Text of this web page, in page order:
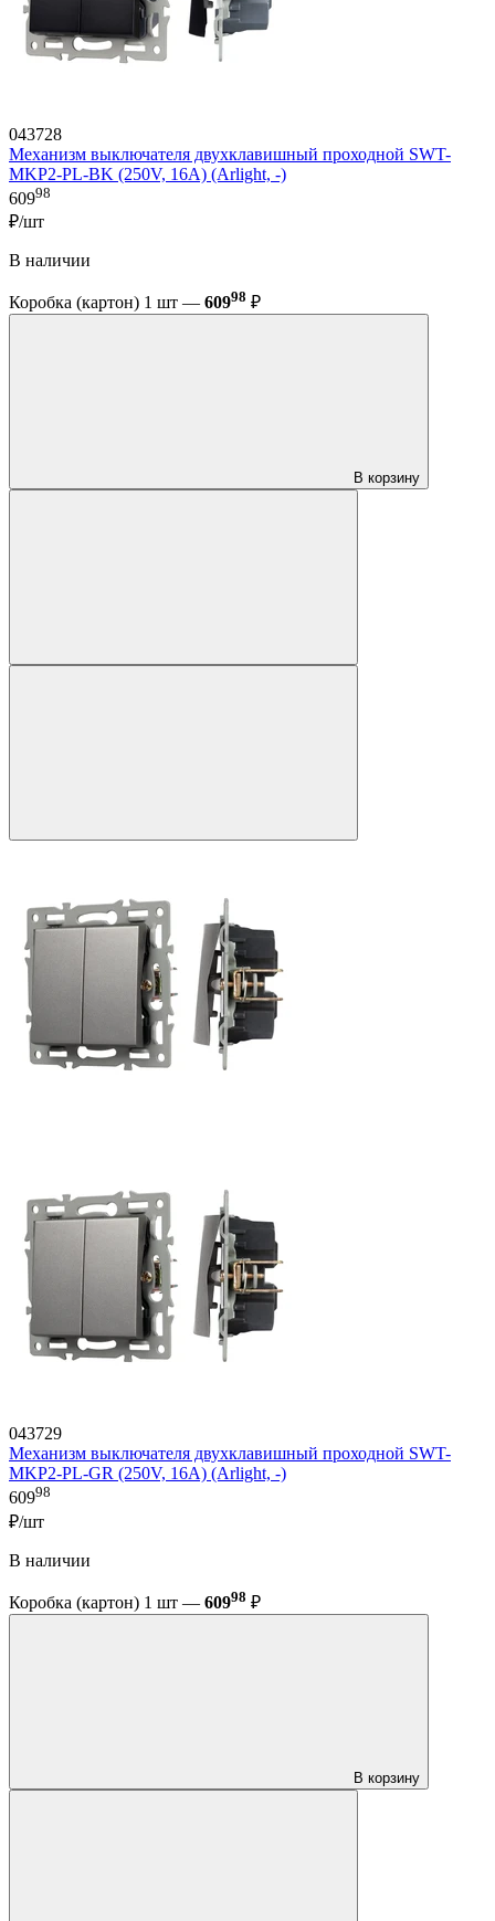
043728
Механизм выключателя двухклавишный проходной SWT-
MKP2-PL-BK (250V, 16A) (Arlight, -)
60998
₽/шт
В наличии
Коробка (картон) 1 шт — 60998 ₽
В корзину
043729
Механизм выключателя двухклавишный проходной SWT-
MKP2-PL-GR (250V, 16A) (Arlight, -)
60998
₽/шт
В наличии
Коробка (картон) 1 шт — 60998 ₽
В корзину